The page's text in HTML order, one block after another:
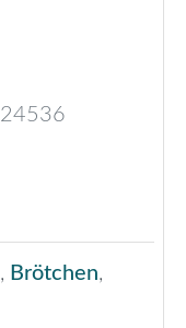
24536
, Brötchen,